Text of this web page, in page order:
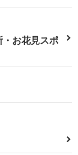
お花見スポ